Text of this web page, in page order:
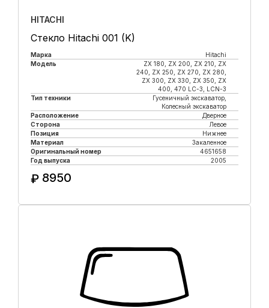
HITACHI
Стекло Hitachi 001 (K)
Марка
Hitachi
Модель
ZX 180, ZX 200, ZX 210, ZX
240, ZX 250, ZX 270, ZX 280,
ZX 300, ZX 330, ZX 350, ZX
400, 470 LC-3, LCN-3
Тип техники
Гусеничный экскаватор,
Колесный экскаватор
Расположение
Дверное
Сторона
Левое
Позиция
Нижнее
Материал
Закаленное
Оригинальный номер
4651658
Год выпуска
2005
₽ 8950